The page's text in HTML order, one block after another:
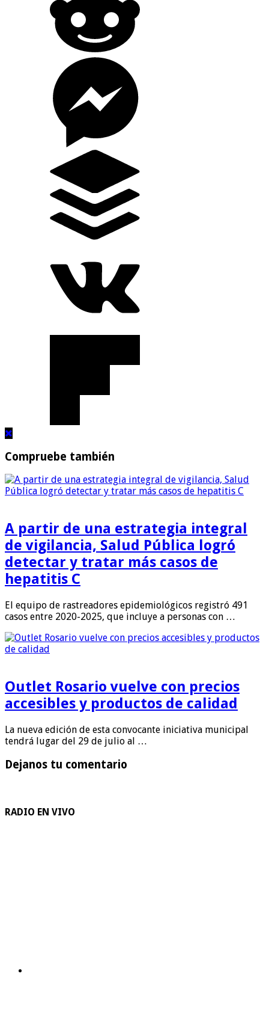
Compruebe también
A partir de una estrategia integral
de vigilancia, Salud Pública logró
detectar y tratar más casos de
hepatitis C
El equipo de rastreadores epidemiológicos registró 491
casos entre 2020-2025, que incluye a personas con …
Outlet Rosario vuelve con precios
accesibles y productos de calidad
La nueva edición de esta convocante iniciativa municipal
tendrá lugar del 29 de julio al …
Dejanos tu comentario
RADIO EN VIVO